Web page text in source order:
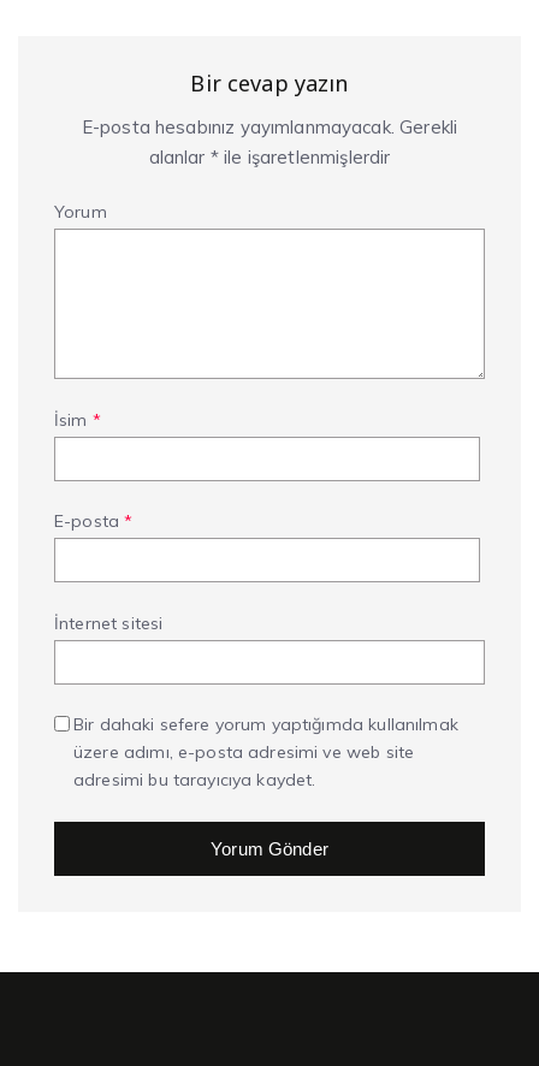
Bir cevap yazın
E-posta hesabınız yayımlanmayacak. Gerekli
alanlar *ile işaretlenmişlerdir
Yorum
İsim *
E-posta*
İnternet sitesi
Bir dahaki sefere yorum yaptığımda kullanılmak
üzere adımı, e-posta adresimi ve web site
adresimi bu tarayıcıya kaydet.